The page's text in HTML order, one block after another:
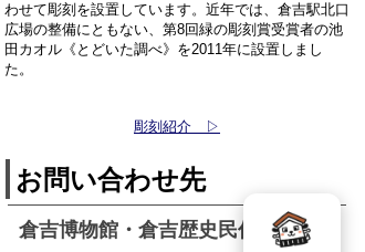
わせて彫刻を設置しています。近年では、倉吉駅北口
広場の整備にともない、第8回緑の彫刻賞受賞者の池
田カオル《とどいた調べ》を2011年に設置しまし
た。
彫刻紹介 ▷
お問い合わせ先
倉吉博物館・倉吉歴史民俗資料館